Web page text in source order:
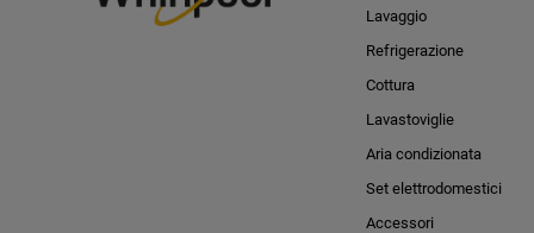
Lavaggio
Refrigerazione
Cottura
Lavastoviglie
Aria condizionata
Set elettrodomestici
Accessori